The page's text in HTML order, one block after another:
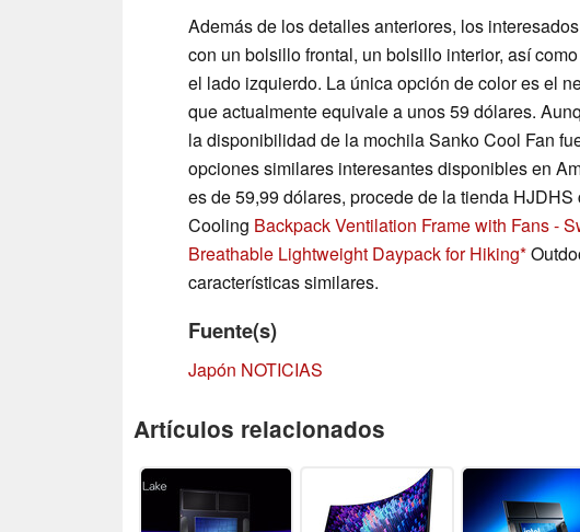
Además de los detalles anteriores, los
con un bolsillo frontal, un bolsillo interior, así
el lado izquierdo. La única opción de color es el
que actualmente equivale a unos 59 dólares.
la disponibilidad de la mochila Sanko Cool Fan
opciones similares interesantes disponibles en
es de 59,99 dólares, procede de la tienda
Cooling Backpack Ventilation Frame with Fans -
Breathable Lightweight Daypack for Hiking
características similares.
Fuente(s)
Japón NOTICIAS
Artículos relacionados